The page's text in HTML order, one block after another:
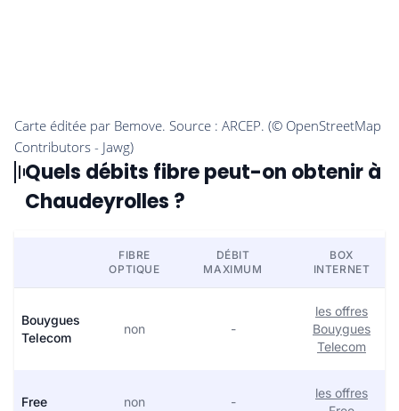
Quels débits fibre peut-on obtenir à
Chaudeyrolles ?
FIBRE
OPTIQUE
DÉBIT
MAXIMUM
BOX
INTERNET
Bouygues
Telecom
non -
les offres
Bouygues
Telecom
Free non -
les offres